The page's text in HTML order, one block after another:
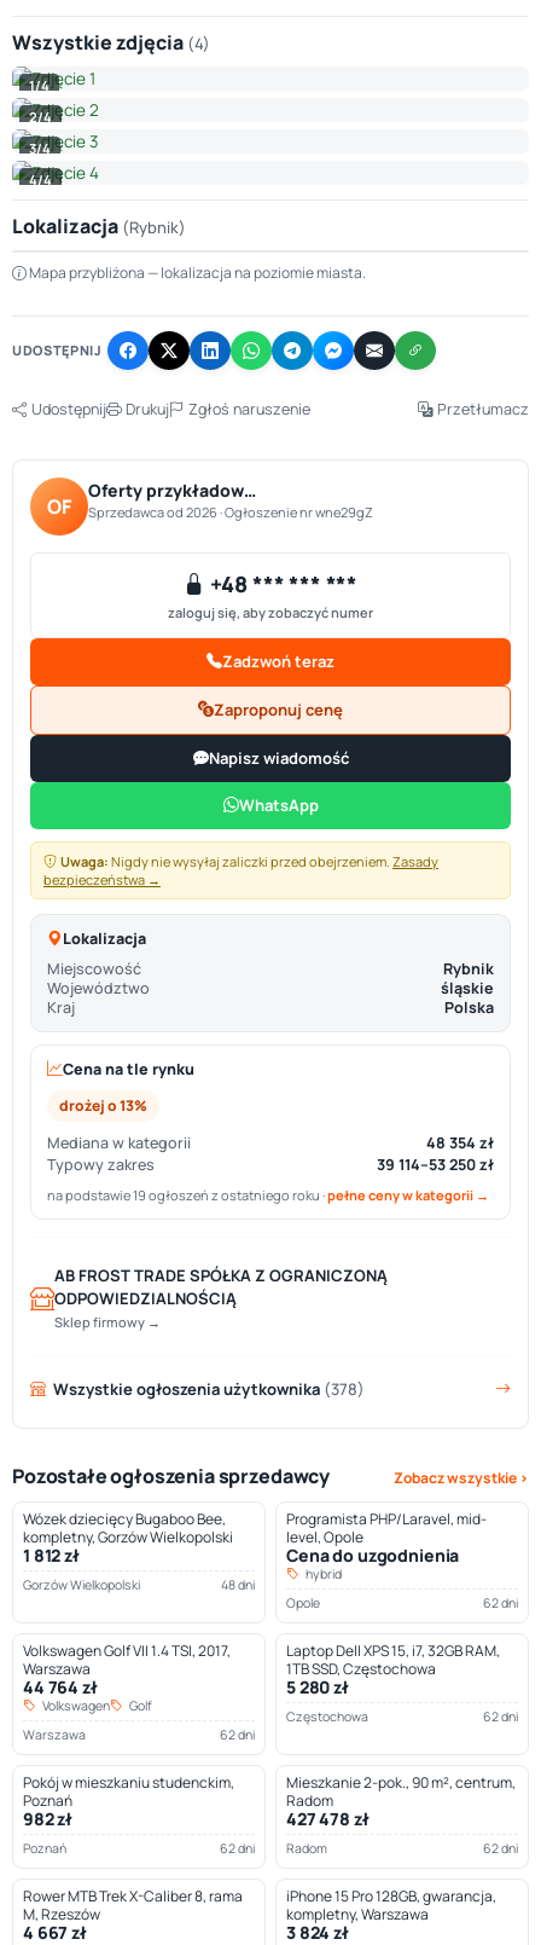
Wszystkie zdjęcia (4)
1/4
2/4
3/4
4/4
Lokalizacja (Rybnik)
+
−
Mapa przybliżona — lokalizacja na poziomie miasta.
UDOSTĘPNIJ
Udostępnij Drukuj Zgłoś naruszenie Przetłumacz
OF
Oferty przykładow…
Sprzedawca od 2026 · Ogłoszenie nr wne29gZ
+48 *** *** ***
zaloguj się, aby zobaczyć numer
Zadzwoń teraz
Zaproponuj cenę
Napisz wiadomość
WhatsApp
Uwaga: Nigdy nie wysyłaj zaliczki przed obejrzeniem. Zasady
bezpieczeństwa →
Lokalizacja
Miejscowość
Rybnik
Województwo
śląskie
Kraj
Polska
Cena na tle rynku
drożej o 13%
Mediana w kategorii
48 354 zł
Typowy zakres
39 114–53 250 zł
na podstawie 19 ogłoszeń z ostatniego roku ·pełne ceny w kategorii →
AB FROST TRADE SPÓŁKA Z OGRANICZONĄ
ODPOWIEDZIALNOŚCIĄ
Sklep firmowy →
Wszystkie ogłoszenia użytkownika (378)
Pozostałe ogłoszenia sprzedawcy
Zobacz wszystkie ›
Wózek dziecięcy Bugaboo Bee,
kompletny, Gorzów Wielkopolski
1 812 zł
Gorzów Wielkopolski 48 dni
Programista PHP/Laravel, mid-
level, Opole
Cena do uzgodnienia
hybrid
Opole
62 dni
Volkswagen Golf VII 1.4 TSI, 2017,
Warszawa
44 764 zł
Volkswagen
Golf
Warszawa
62 dni
Laptop Dell XPS 15, i7, 32GB RAM,
1TB SSD, Częstochowa
5 280 zł
Częstochowa 62 dni
Pokój w mieszkaniu studenckim,
Poznań
982 zł
Poznań 62 dni
Mieszkanie 2-pok., 90 m², centrum,
Radom
427 478 zł
Radom 62 dni
Rower MTB Trek X-Caliber 8, rama
M, Rzeszów
4 667 zł
iPhone 15 Pro 128GB, gwarancja,
kompletny, Warszawa
3 824 zł